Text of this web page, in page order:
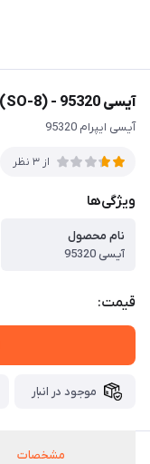
آیسی 8pin(SO-8) - 95320
آیسی ایپرام 95320
از 3 نظر
ویژگی‌ها
نام محصول
آیسی 95320
قیمت:
موجود در انبار
مشخصات